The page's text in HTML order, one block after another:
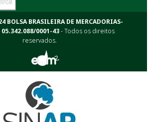
BOLSA BRASILEIRA DE MERCADORIAS-
05.342.088/0001-43- Todos os direitos
reservados.